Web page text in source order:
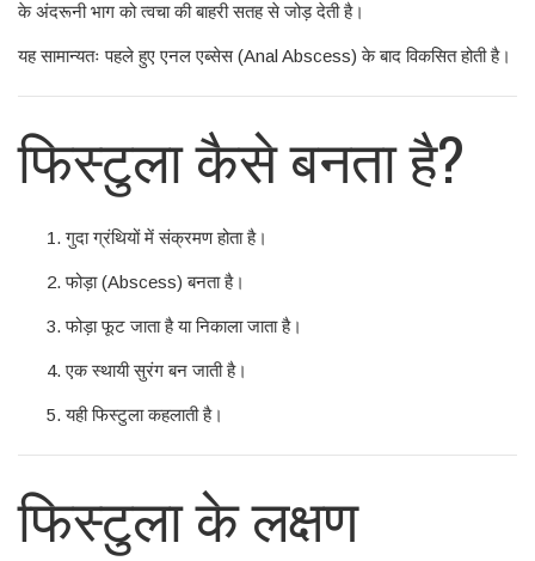
के अंदरूनी भाग को त्वचा की बाहरी सतह से जोड़ देती है।
यह सामान्यतः पहले हुए एनल एब्सेस (Anal Abscess) के बाद विकसित होती है।
फिस्टुला कैसे बनता है?
गुदा ग्रंथियों में संक्रमण होता है।
फोड़ा (Abscess) बनता है।
फोड़ा फूट जाता है या निकाला जाता है।
एक स्थायी सुरंग बन जाती है।
यही फिस्टुला कहलाती है।
फिस्टुला के लक्षण